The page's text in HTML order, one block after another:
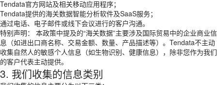
Tendata官方网站及相关移动应用程序；
Tendata提供的海关数据智能分析软件及SaaS服务；
通过电话、电子邮件或线下会议进行的客户沟通。
特别声明： 本政策中提及的“海关数据”主要涉及国际贸易中的企业商业信
息（如进出口商名称、交易金额、数量、产品描述等）。Tendata不主动
收集自然人的敏感个人信息（如生物识别、健康信息），除非您作为我们
的客户代表主动提供。
3. 我们收集的信息类别